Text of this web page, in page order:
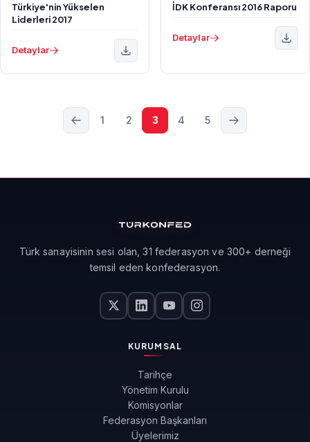
Türkiye'nin Yükselen
Liderleri 2017
Detaylar
İDK Konferansı 2016 Raporu
Detaylar
1 2 3 4 5
Türk sanayisinin sesi olan, 31 federasyon ve 300+ derneği
temsil eden konfederasyon.
KURUMSAL
Tarihçe
Yönetim Kurulu
Komisyonlar
Federasyon Başkanları
Üyelerimiz